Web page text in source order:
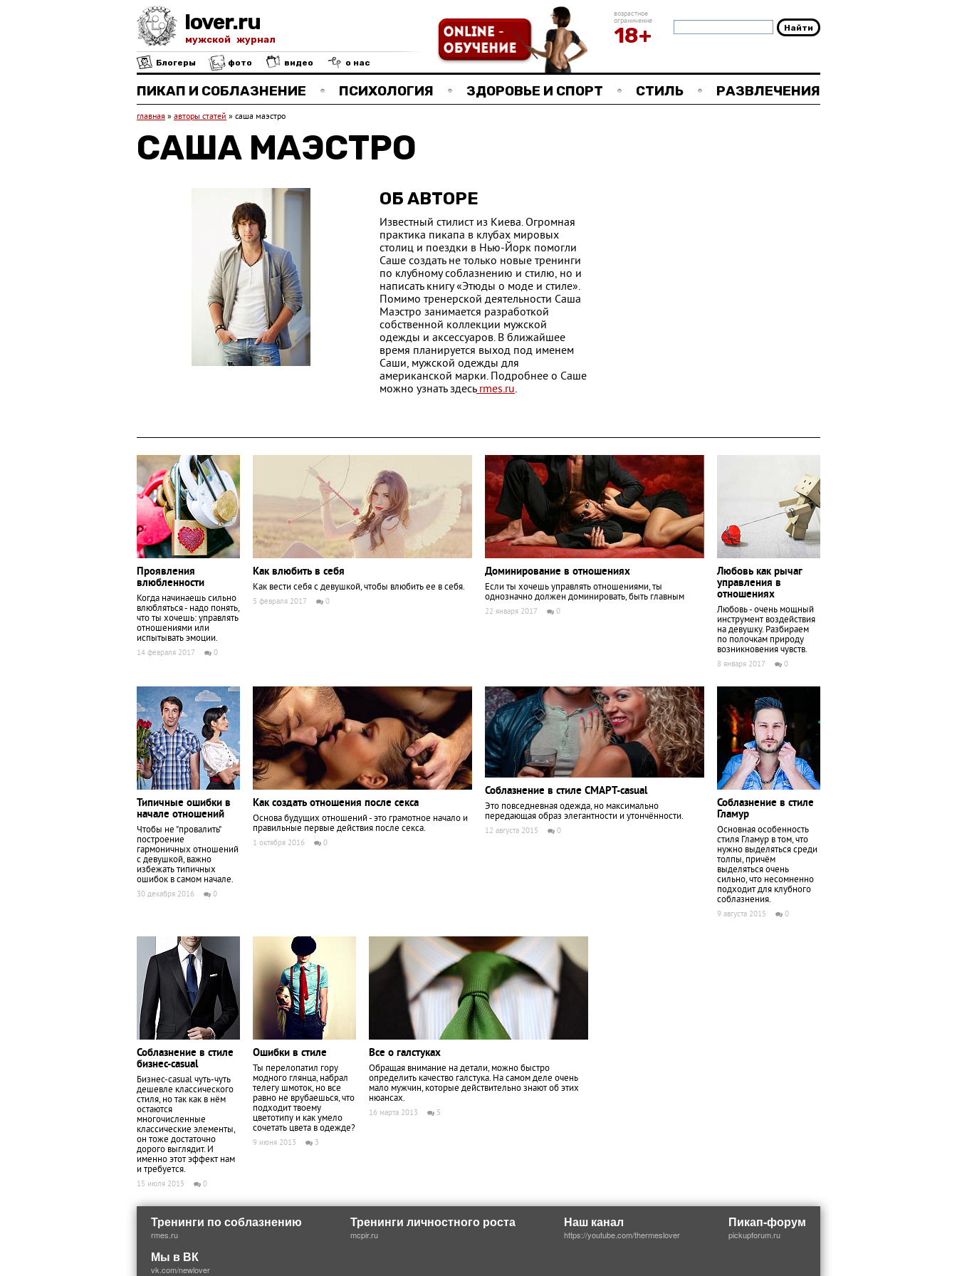
lover.ru
мужской журнал
возрастное
ограничение
18+
Блогеры фото видео о нас
ПИКАП И СОБЛАЗНЕНИЕ ПСИХОЛОГИЯ ЗДОРОВЬЕ И СПОРТ СТИЛЬ РАЗВЛЕЧЕНИЯ
главная » авторы статей » саша маэстро
САША МАЭСТРО
ОБ АВТОРЕ
Известный стилист из Киева. Огромная
практика пикапа в клубах мировых
столиц и поездки в Нью-Йорк помогли
Саше создать не только новые тренинги
по клубному соблазнению и стилю, но и
написать книгу «Этюды о моде и стиле».
Помимо тренерской деятельности Саша
Маэстро занимается разработкой
собственной коллекции мужской
одежды и аксессуаров. В ближайшее
время планируется выход под именем
Саши, мужской одежды для
американской марки. Подробнее о Саше
можно узнать здесьrmes.ru.
Проявления
влюбленности
Когда начинаешь сильно
влюбляться - надо понять,
что ты хочешь: управлять
отношениями или
испытывать эмоции.
14 февраля 2017 0
Как влюбить в себя
Как вести себя с девушкой, чтобы влюбить ее в себя.
5 февраля 2017 0
Доминирование в отношениях
Если ты хочешь управлять отношениями, ты
однозначно должен доминировать, быть главным
22 января 2017 0
Любовь как рычаг
управления в
отношениях
Любовь - очень мощный
инструмент воздействия
на девушку. Разбираем
по полочкам природу
возникновения чувств.
8 января 2017 0
Типичные ошибки в
начале отношений
Чтобы не "провалить"
построение
гармоничных отношений
с девушкой, важно
избежать типичных
ошибок в самом начале.
30 декабря 2016 0
Как создать отношения после секса
Основа будущих отношений - это грамотное начало и
правильные первые действия после секса.
1 октября 2016 0
Соблазнение в стиле СМАРТ-casual
Это повседневная одежда, но максимально
передающая образ элегантности и утончённости.
12 августа 2015 0
Соблазнение в стиле
Гламур
Основная особенность
стиля Гламур в том, что
нужно выделяться среди
толпы, причём
выделяться очень
сильно, что несомненно
подходит для клубного
соблазнения.
9 августа 2015 0
Соблазнение в стиле
бизнес-casual
Бизнес-casual чуть-чуть
дешевле классического
стиля, но так как в нём
остаются
многочисленные
классические элементы,
он тоже достаточно
дорого выглядит. И
именно этот эффект нам
и требуется.
15 июля 2015 0
Ошибки в стиле
Ты перелопатил гору
модного глянца, набрал
телегу шмоток, но все
равно не врубаешься, что
подходит твоему
цветотипу и как умело
сочетать цвета в одежде?
9 июня 2013 3
Все о галстуках
Обращая внимание на детали, можно быстро
определить качество галстука. На самом деле очень
мало мужчин, которые действительно знают об этих
нюансах.
16 марта 2013 5
Тренинги по соблазнению
rmes.ru
Тренинги личностного роста
mcpir.ru
Наш канал
https://youtube.com/thermeslover
Пикап-форум
pickupforum.ru
Мы в ВК
vk.com/newlover